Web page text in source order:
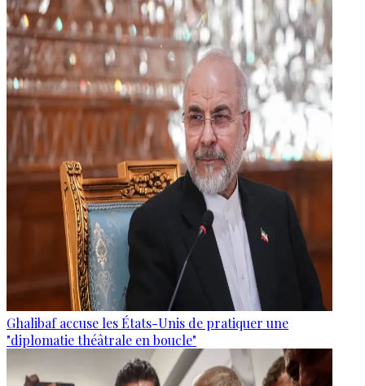
Ghalibaf accuse les États-Unis de pratiquer une
"diplomatie théâtrale en boucle"